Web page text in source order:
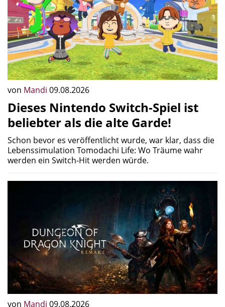
von Mandi 09.08.2026
Dieses Nintendo Switch-Spiel ist
beliebter als die alte Garde!
Schon bevor es veröffentlicht wurde, war klar, dass die
Lebenssimulation Tomodachi Life: Wo Träume wahr
werden ein Switch-Hit werden würde.
von Mandi 09.08.2026